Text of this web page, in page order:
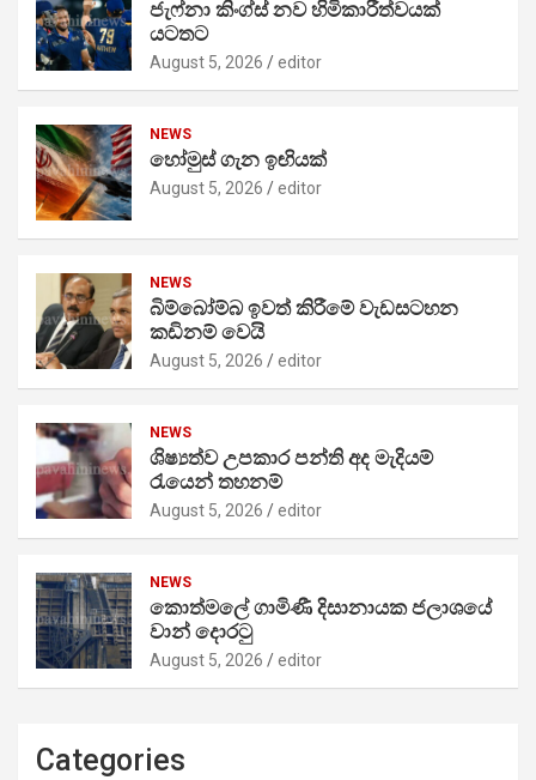
ජැෆ්නා කිංග්ස් නව හිමිකාරීත්වයක්
යටතට
August 5, 2026 editor
NEWS
හෝමුස් ගැන ඉඟියක්
August 5, 2026 editor
NEWS
බිම්බෝම්බ ඉවත් කිරීමේ වැඩසටහන
කඩිනම් වෙයි
August 5, 2026 editor
NEWS
ශිෂ්‍යත්ව උපකාර පන්ති අද මැදියම්
රැයෙන් තහනම්
August 5, 2026 editor
NEWS
කොත්මලේ ගාමිණී දිසානායක ජලාශයේ
වාන් දොරටු
August 5, 2026 editor
Categories